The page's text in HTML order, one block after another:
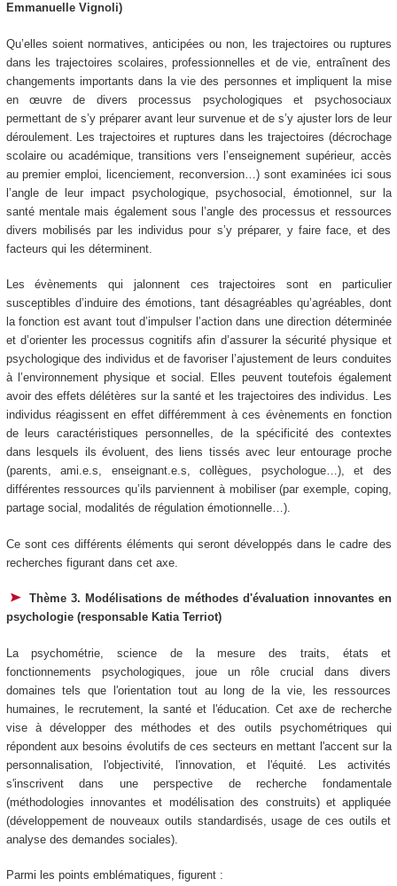
Emmanuelle Vignoli)
Qu’elles soient normatives, anticipées ou non, les trajectoires ou ruptures
dans les trajectoires scolaires, professionnelles et de vie, entraînent des
changements importants dans la vie des personnes et impliquent la mise
en œuvre de divers processus psychologiques et psychosociaux
permettant de s’y préparer avant leur survenue et de s’y ajuster lors de leur
déroulement. Les trajectoires et ruptures dans les trajectoires (décrochage
scolaire ou académique, transitions vers l’enseignement supérieur, accès
au premier emploi, licenciement, reconversion…) sont examinées ici sous
l’angle de leur impact psychologique, psychosocial, émotionnel, sur la
santé mentale mais également sous l’angle des processus et ressources
divers mobilisés par les individus pour s’y préparer, y faire face, et des
facteurs qui les déterminent.
Les évènements qui jalonnent ces trajectoires sont en particulier
susceptibles d’induire des émotions, tant désagréables qu’agréables, dont
la fonction est avant tout d’impulser l’action dans une direction déterminée
et d’orienter les processus cognitifs afin d’assurer la sécurité physique et
psychologique des individus et de favoriser l’ajustement de leurs conduites
à l’environnement physique et social. Elles peuvent toutefois également
avoir des effets délétères sur la santé et les trajectoires des individus. Les
individus réagissent en effet différemment à ces évènements en fonction
de leurs caractéristiques personnelles, de la spécificité des contextes
dans lesquels ils évoluent, des liens tissés avec leur entourage proche
(parents, ami.e.s, enseignant.e.s, collègues, psychologue…), et des
différentes ressources qu’ils parviennent à mobiliser (par exemple, coping,
partage social, modalités de régulation émotionnelle…).
Ce sont ces différents éléments qui seront développés dans le cadre des
recherches figurant dans cet axe.
Thème 3. Modélisations de méthodes d'évaluation innovantes en
psychologie (responsable Katia Terriot)
La psychométrie, science de la mesure des traits, états et
fonctionnements psychologiques, joue un rôle crucial dans divers
domaines tels que l'orientation tout au long de la vie, les ressources
humaines, le recrutement, la santé et l'éducation. Cet axe de recherche
vise à développer des méthodes et des outils psychométriques qui
répondent aux besoins évolutifs de ces secteurs en mettant l'accent sur la
personnalisation, l'objectivité, l'innovation, et l'équité. Les activités
s'inscrivent dans une perspective de recherche fondamentale
(méthodologies innovantes et modélisation des construits) et appliquée
(développement de nouveaux outils standardisés, usage de ces outils et
analyse des demandes sociales).
Parmi les points emblématiques, figurent :